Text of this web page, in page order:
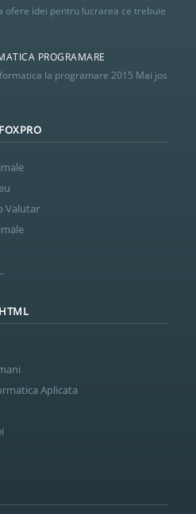
ofere idei pentru lucrarea ce trebuie
PROGRAMARE
la programare 2015 Mai jos
Valutar
Aplicata